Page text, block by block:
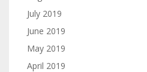
July 2019
June 2019
May 2019
April 2019